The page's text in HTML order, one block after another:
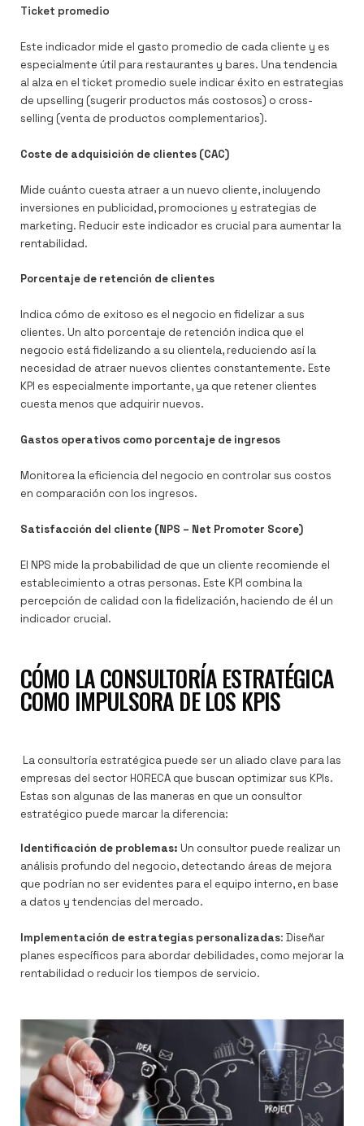
Ticket promedio
Este indicador mide el gasto promedio de cada cliente y es
especialmente útil para restaurantes y bares. Una tendencia
al alza en el ticket promedio suele indicar éxito en estrategias
de upselling (sugerir productos más costosos) o cross-
selling (venta de productos complementarios).
Coste de adquisición de clientes (CAC)
Mide cuánto cuesta atraer a un nuevo cliente, incluyendo
inversiones en publicidad, promociones y estrategias de
marketing. Reducir este indicador es crucial para aumentar la
rentabilidad.
Porcentaje de retención de clientes
Indica cómo de exitoso es el negocio en fidelizar a sus
clientes. Un alto porcentaje de retención indica que el
negocio está fidelizando a su clientela, reduciendo así la
necesidad de atraer nuevos clientes constantemente. Este
KPI es especialmente importante, ya que retener clientes
cuesta menos que adquirir nuevos.
Gastos operativos como porcentaje de ingresos
Monitorea la eficiencia del negocio en controlar sus costos
en comparación con los ingresos.
Satisfacción del cliente (NPS – Net Promoter Score)
El NPS mide la probabilidad de que un cliente recomiende el
establecimiento a otras personas. Este KPI combina la
percepción de calidad con la fidelización, haciendo de él un
indicador crucial.
CÓMO LA CONSULTORÍA ESTRATÉGICA
COMO IMPULSORA DE LOS KPIS
La consultoría estratégica puede ser un aliado clave para las
empresas del sector HORECA que buscan optimizar sus KPIs.
Estas son algunas de las maneras en que un consultor
estratégico puede marcar la diferencia:
Identificación de problemas: Un consultor puede realizar un
análisis profundo del negocio, detectando áreas de mejora
que podrían no ser evidentes para el equipo interno, en base
a datos y tendencias del mercado.
Implementación de estrategias personalizadas: Diseñar
planes específicos para abordar debilidades, como mejorar la
rentabilidad o reducir los tiempos de servicio.